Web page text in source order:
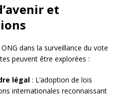
et
dans la surveillance du vote
peuvent être explorées :
légal : L’adoption de lois
internationales reconnaissant